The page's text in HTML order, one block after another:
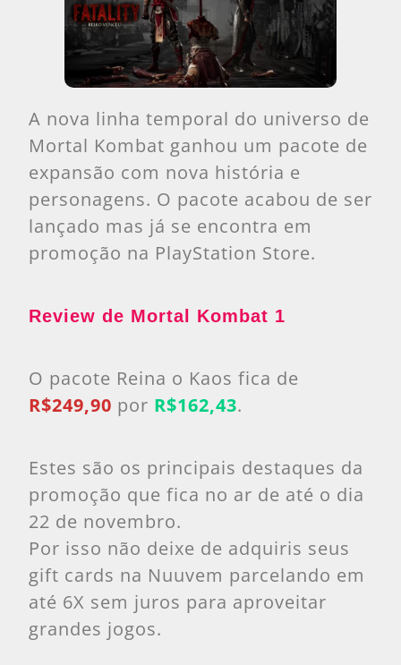
A nova linha temporal do universo de
Mortal Kombat ganhou um pacote de
expansão com nova história e
personagens. O pacote acabou de ser
lançado mas já se encontra em
promoção na PlayStation Store.
Review de Mortal Kombat 1
O pacote Reina o Kaos fica de
R$249,90 por R$162,43.
Estes são os principais destaques da
promoção que fica no ar de até o dia
22 de novembro.
Por isso não deixe de adquiris seus
gift cards na Nuuvem parcelando em
até 6X sem juros para aproveitar
grandes jogos.